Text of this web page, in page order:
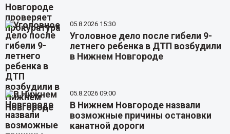
05.8.2026 15:30
Уголовное дело после гибели 9-
летнего ребенка в ДТП возбудили
в Нижнем Новгороде
05.8.2026 09:00
В Нижнем Новгороде назвали
возможные причины остановки
канатной дороги